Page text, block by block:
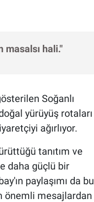
masalsı hali."
Soğanlı
yürüyüş rotaları
ağırlıyor.
tanıtım ve
daha güçlü bir
paylaşımı da bu
önemli mesajlardan